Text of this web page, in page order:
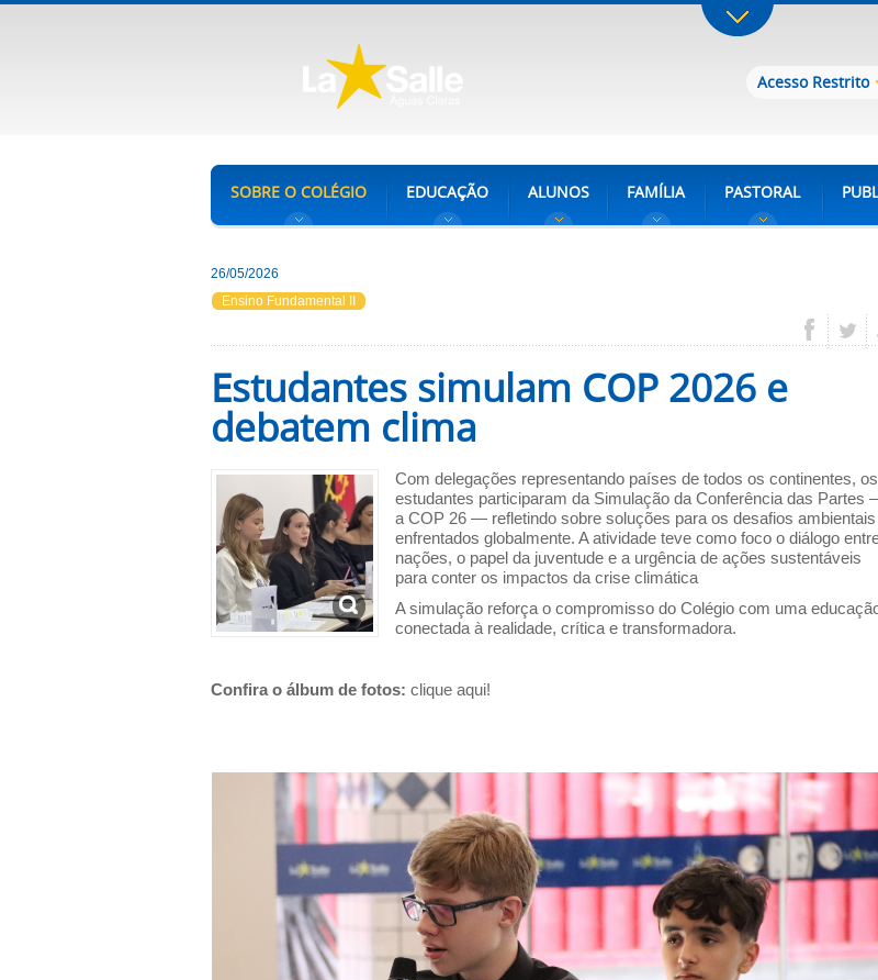
Acesso Restrito
SOBRE O COLÉGIO EDUCAÇÃO ALUNOS FAMÍLIA PASTORAL
26/05/2026
Ensino Fundamental II
Estudantes simulam COP 2026 e
debatem clima
Com delegações representando países de todos os continentes, os
estudantes participaram da Simulação da Conferência das Partes
a COP 26 — refletindo sobre soluções para os desafios ambientais
enfrentados globalmente. A atividade teve como foco o diálogo
nações, o papel da juventude e a urgência de ações sustentáveis
para conter os impactos da crise climática
A simulação reforça o compromisso do Colégio com uma
conectada à realidade, crítica e transformadora.
Confira o álbum de fotos: clique aqui!